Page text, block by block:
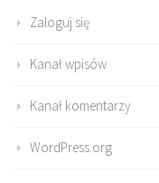
Zaloguj się
Kanał wpisów
Kanał komentarzy
WordPress.org